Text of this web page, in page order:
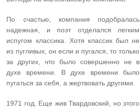
По счастью, компания подобралась
надежная, и поэт отделался легким
испугом классика. Хотя классик был не
из пугливых, он если и пугался, то только
за других, что было совершенно не в
духе времени. В духе времени было
пугаться за себя, а жертвовать другими.
1971 год. Еще жив Твардовский, но этого